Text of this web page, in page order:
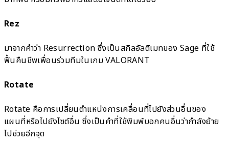
Rez
มาจากคำว่า Resurrection ซึ่งเป็นสกิลอัลติเมทของ Sage ที่ใช้
ฟื้นคืนชีพเพื่อนร่วมทีมในเกม VALORANT
Rotate
Rotate คือการเปลี่ยนตำแหน่งการเคลื่อนที่ไปยังส่วนอื่นของ
แผนที่หรือไปยังไซต์อื่น ซึ่งเป็นคำที่ใช้พิมพ์บอกคนอื่นว่ากำลังย้าย
ไปช่วยอีกจุด